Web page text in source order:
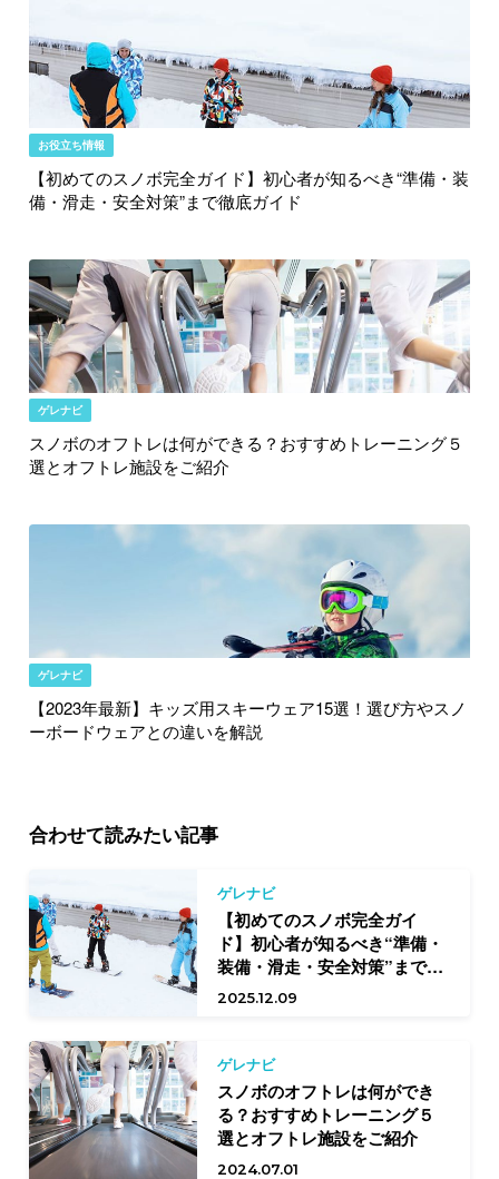
お役立ち情報
【初めてのスノボ完全ガイド】初心者が知るべき“準備・装
備・滑走・安全対策”まで徹底ガイド
ゲレナビ
スノボのオフトレは何ができる？おすすめトレーニング５
選とオフトレ施設をご紹介
ゲレナビ
【2023年最新】キッズ用スキーウェア15選！選び方やスノ
ーボードウェアとの違いを解説
合わせて読みたい記事
ゲレナビ
【初めてのスノボ完全ガイ
ド】初心者が知るべき“準備・
装備・滑走・安全対策”まで徹
底ガイド
2025.12.09
ゲレナビ
スノボのオフトレは何ができ
る？おすすめトレーニング５
選とオフトレ施設をご紹介
2024.07.01